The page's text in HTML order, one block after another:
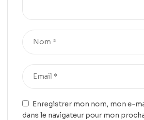
Enregistrer mon nom, mon e-
dans le navigateur pour mon